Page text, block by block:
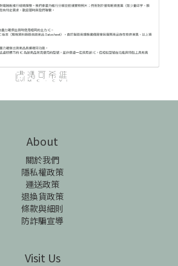
About
關於我們
隱私權政策
運送政策
退換貨政策
條款與細則
防詐騙宣導
Visit Us